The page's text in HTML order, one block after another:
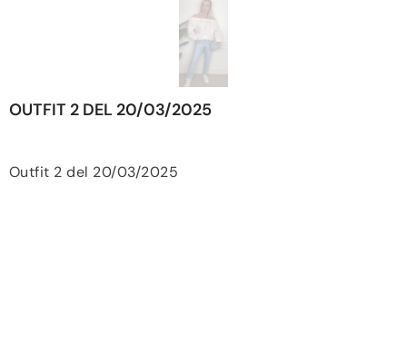
OUTFIT 2 DEL 20/03/2025
Outfit 2 del 20/03/2025